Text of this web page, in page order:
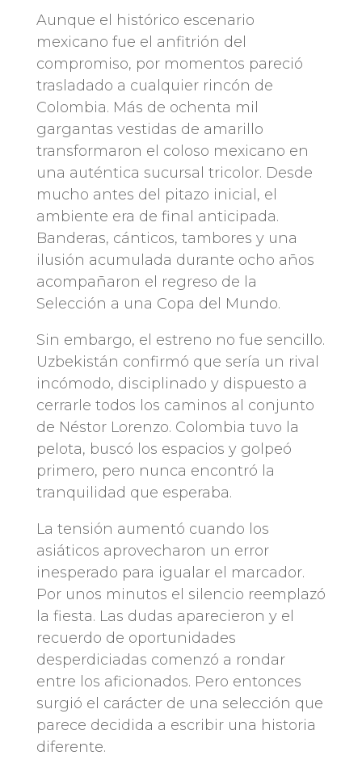
Aunque el histórico escenario
mexicano fue el anfitrión del
compromiso, por momentos pareció
trasladado a cualquier rincón de
Colombia. Más de ochenta mil
gargantas vestidas de amarillo
transformaron el coloso mexicano en
una auténtica sucursal tricolor. Desde
mucho antes del pitazo inicial, el
ambiente era de final anticipada.
Banderas, cánticos, tambores y una
ilusión acumulada durante ocho años
acompañaron el regreso de la
Selección a una Copa del Mundo.
Sin embargo, el estreno no fue sencillo.
Uzbekistán confirmó que sería un rival
incómodo, disciplinado y dispuesto a
cerrarle todos los caminos al conjunto
de Néstor Lorenzo. Colombia tuvo la
pelota, buscó los espacios y golpeó
primero, pero nunca encontró la
tranquilidad que esperaba.
La tensión aumentó cuando los
asiáticos aprovecharon un error
inesperado para igualar el marcador.
Por unos minutos el silencio reemplazó
la fiesta. Las dudas aparecieron y el
recuerdo de oportunidades
desperdiciadas comenzó a rondar
entre los aficionados. Pero entonces
surgió el carácter de una selección que
parece decidida a escribir una historia
diferente.